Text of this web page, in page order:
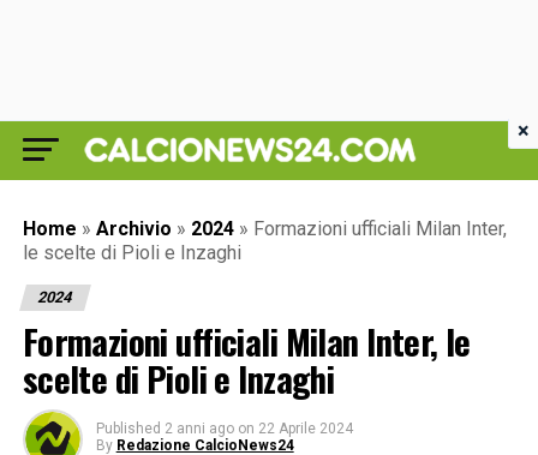
Home » Archivio » 2024 » Formazioni ufficiali Milan Inter,
le scelte di Pioli e Inzaghi
2024
Formazioni ufficiali Milan Inter, le
scelte di Pioli e Inzaghi
Published 2 anni ago on 22 Aprile 2024
By Redazione CalcioNews24
×